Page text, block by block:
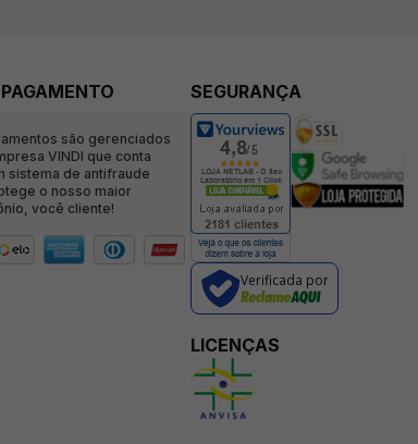
são gerenciados
VINDI que conta
sistema de antifraude
o nosso maior
você cliente!
SEGURANÇA
Verificada por
LICENÇAS